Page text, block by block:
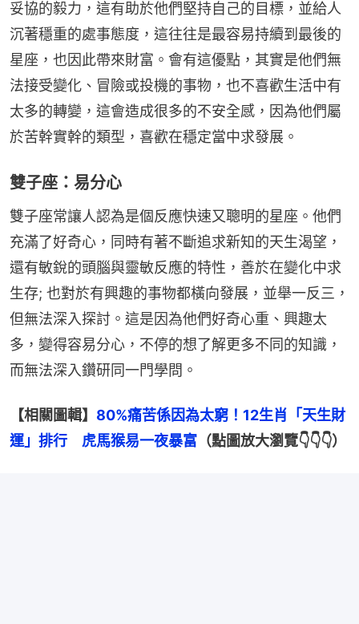
妥協的毅力，這有助於他們堅持自己的目標，並給人
沉著穩重的處事態度，這往往是最容易持續到最後的
星座，也因此帶來財富。會有這優點，其實是他們無
法接受變化、冒險或投機的事物，也不喜歡生活中有
太多的轉變，這會造成很多的不安全感，因為他們屬
於苦幹實幹的類型，喜歡在穩定當中求發展。
雙子座：易分心
雙子座常讓人認為是個反應快速又聰明的星座。他們
充滿了好奇心，同時有著不斷追求新知的天生渴望，
還有敏銳的頭腦與靈敏反應的特性，善於在變化中求
生存; 也對於有興趣的事物都橫向發展，並舉一反三，
但無法深入探討。這是因為他們好奇心重、興趣太
多，變得容易分心，不停的想了解更多不同的知識，
而無法深入鑽研同一門學問。
【相關圖輯】 80%痛苦係因為太窮！12生肖「天生財
運」排行　虎馬猴易一夜暴富 （點圖放大瀏覽👇👇👇）